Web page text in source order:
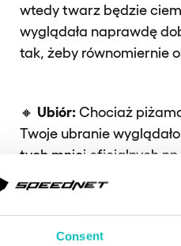
Consent
wtedy twarz będzie
wyglądała naprawdę
tak, żeby równomiernie
🔸 Ubiór:Chociaż
Twoje ubranie
tych mniej oficjalnych
jednak siedzenie w